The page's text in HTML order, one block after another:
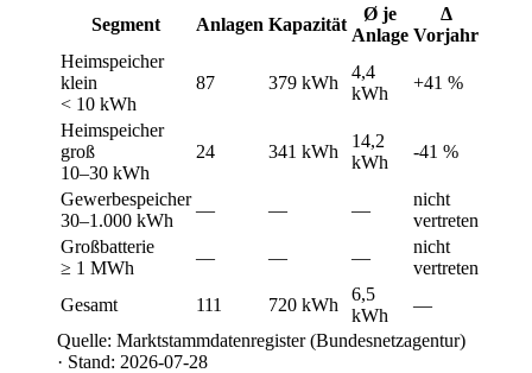
Segment
Anlagen Kapazität
Ø je
Anlage
Δ
Vorjahr
Heimspeicher
klein
< 10 kWh
87 379 kWh
4,4
kWh
+41 %
Heimspeicher
groß
10–30 kWh
24 341 kWh
14,2
kWh
-41 %
Gewerbespeicher
30–1.000 kWh
— — —
nicht
vertreten
Großbatterie
≥ 1 MWh
— — —
nicht
vertreten
Gesamt
111 720 kWh
6,5
kWh
—
Quelle: Marktstammdatenregister (Bundesnetzagentur)
· Stand: 2026-07-28